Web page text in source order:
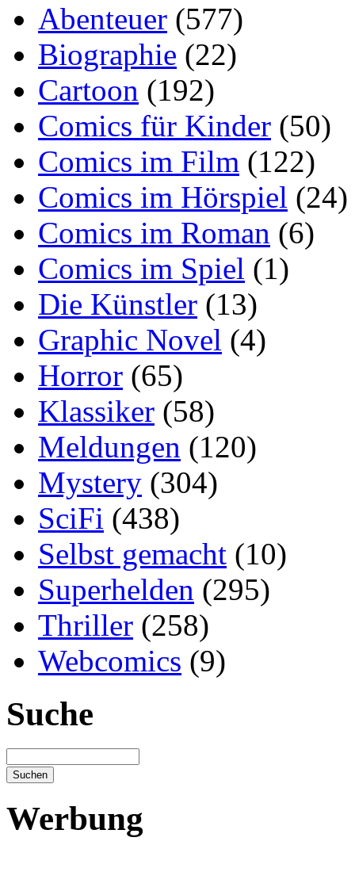
Abenteuer (577)
Biographie (22)
Cartoon (192)
Comics für Kinder (50)
Comics im Film (122)
Comics im Hörspiel (24)
Comics im Roman (6)
Comics im Spiel (1)
Die Künstler (13)
Graphic Novel (4)
Horror (65)
Klassiker (58)
Meldungen (120)
Mystery (304)
SciFi (438)
Selbst gemacht (10)
Superhelden (295)
Thriller (258)
Webcomics (9)
Suche
Werbung